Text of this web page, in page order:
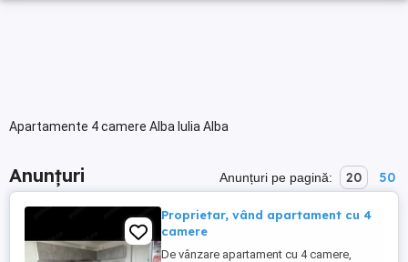
Apartamente 4 camere Alba Iulia Alba
Anunțuri Anunțuri pe pagină: 20 50
Proprietar, vând apartament cu 4
camere
De vânzare apartament cu 4 camere,